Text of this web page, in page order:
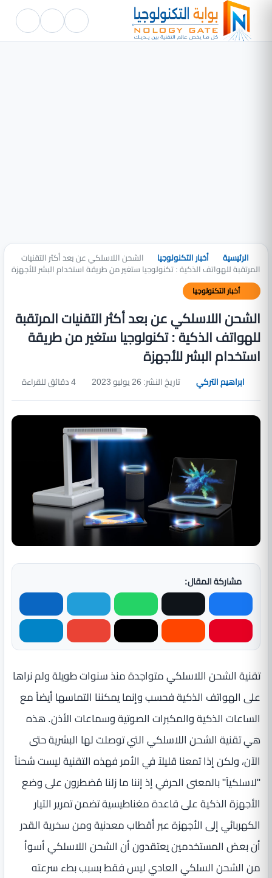
الرئيسية أخبار التكنولوجيا الشحن اللاسلكي عن بعد أكثر التقنيات
المرتقبة للهواتف الذكية : تكنولوجيا ستغير من طريقة استخدام البشر للأجهزة
أخبار التكنولوجيا
الشحن اللاسلكي عن بعد أكثر التقنيات المرتقبة
للهواتف الذكية : تكنولوجيا ستغير من طريقة
استخدام البشر للأجهزة
ابراهيم التركي تاريخ النشر: 26 يوليو 2023
مشاركة المقال:
تقنية الشحن اللاسلكي متواجدة منذ سنوات طويلة ولم نراها
على الهواتف الذكية فحسب وإنما يمكننا التماسها أيضاً مع
الساعات الذكية والمكبرات الصوتية وسماعات الأذن. هذه
هي تقنية الشحن اللاسلكي التي توصلت لها البشرية حتى
الآن، ولكن إذا تمعنا قليلاً في الأمر فهذه التقنية ليست شحناً
"لاسلكياً" بالمعنى الحرفي إذ إننا ما زلنا مُضطرون على وضع
الأجهزة الذكية على قاعدة مغناطيسية تضمن تمرير التيار
الكهربائي إلى الأجهزة عبر أقطاب معدنية ومن سخرية القدر
أن بعض المستخدمين يعتقدون أن الشحن اللاسلكي أسوأ
من الشحن السلكي العادي ليس فقط بسبب بطء سرعته